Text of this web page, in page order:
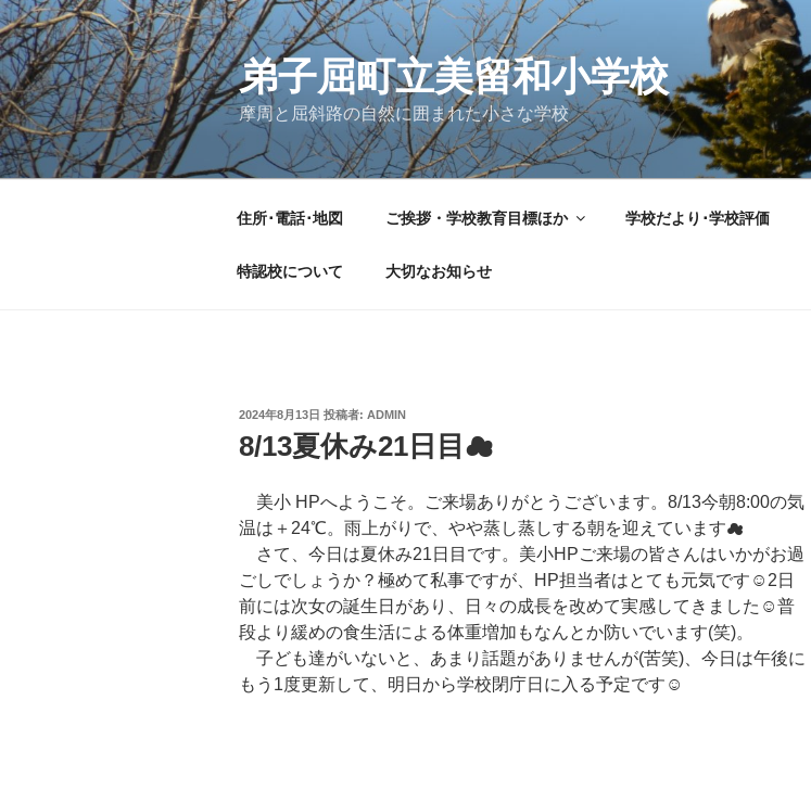
コ
ン
テ
ン
ツ
へ
ス
弟子屈町立美留和小学校
摩周と屈斜路の自然に囲まれた小さな学校
住所･電話･地図 ご挨拶・学校教育目標ほか 学校だより･学校評価
特認校について 大切なお知らせ
投
日:
2024年8月13日 投稿者: ADMIN
8/13夏休み21日目☁
美小 HPへようこそ。ご来場ありがとうございます。8/13今朝8:00の気
温は＋24℃。雨上がりで、やや蒸し蒸しする朝を迎えています☁
さて、今日は夏休み21日目です。美小HPご来場の皆さんはいかがお過
ごしでしょうか？極めて私事ですが、HP担当者はとても元気です☺2日
前には次女の誕生日があり、日々の成長を改めて実感してきました☺普
段より緩めの食生活による体重増加もなんとか防いでいます(笑)。
子ども達がいないと、あまり話題がありませんが(苦笑)、今日は午後に
もう1度更新して、明日から学校閉庁日に入る予定です☺